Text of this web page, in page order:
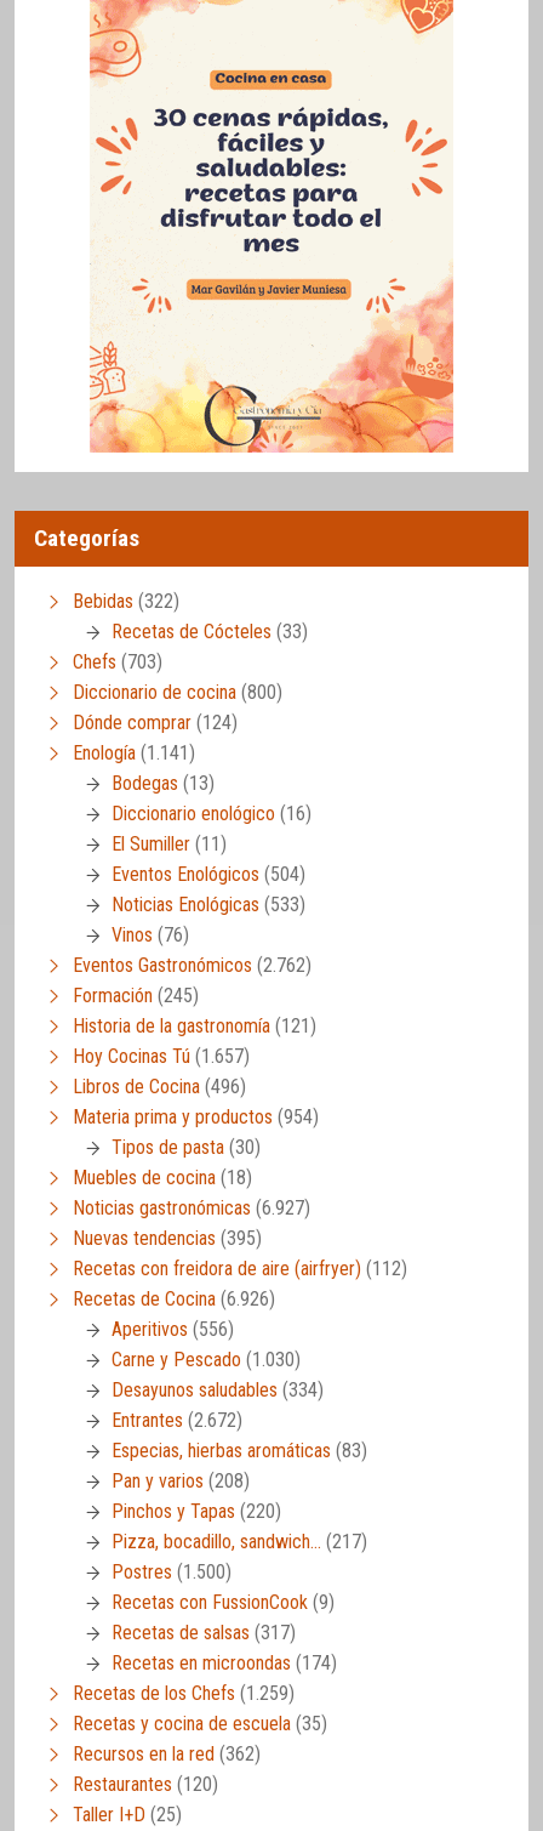
Categorías
Bebidas (322)
Recetas de Cócteles (33)
Chefs (703)
Diccionario de cocina (800)
Dónde comprar (124)
Enología (1.141)
Bodegas (13)
Diccionario enológico (16)
El Sumiller (11)
Eventos Enológicos (504)
Noticias Enológicas (533)
Vinos (76)
Eventos Gastronómicos (2.762)
Formación (245)
Historia de la gastronomía (121)
Hoy Cocinas Tú (1.657)
Libros de Cocina (496)
Materia prima y productos (954)
Tipos de pasta (30)
Muebles de cocina (18)
Noticias gastronómicas (6.927)
Nuevas tendencias (395)
Recetas con freidora de aire (airfryer) (112)
Recetas de Cocina (6.926)
Aperitivos (556)
Carne y Pescado (1.030)
Desayunos saludables (334)
Entrantes (2.672)
Especias, hierbas aromáticas (83)
Pan y varios (208)
Pinchos y Tapas (220)
Pizza, bocadillo, sandwich… (217)
Postres (1.500)
Recetas con FussionCook (9)
Recetas de salsas (317)
Recetas en microondas (174)
Recetas de los Chefs (1.259)
Recetas y cocina de escuela (35)
Recursos en la red (362)
Restaurantes (120)
Taller I+D (25)